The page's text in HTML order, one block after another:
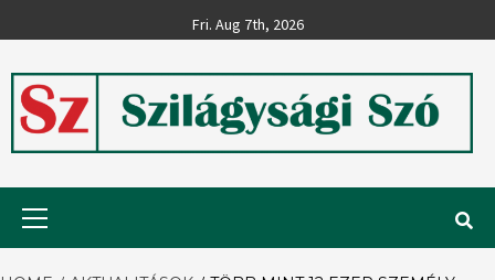
to
Fri. Aug 7th, 2026
Szilágysági